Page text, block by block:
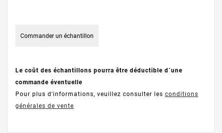
Commander un échantillon
Le coût des échantillons pourra être déductible d´une
commande éventuelle
Pour plus d'informations, veuillez consulter les conditions
générales de vente